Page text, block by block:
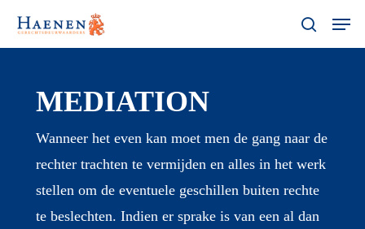
Skip
content
search
Menu
MEDIATION
Wanneer het even kan moet men de gang naar de
rechter trachten te vermijden en alles in het werk
stellen om de eventuele geschillen buiten rechte
te beslechten. Indien er sprake is van een al dan